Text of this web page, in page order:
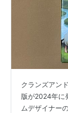
クランズアン
版が2024年に
ムデザイナー